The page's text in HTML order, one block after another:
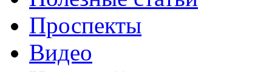
Проспекты
Видео